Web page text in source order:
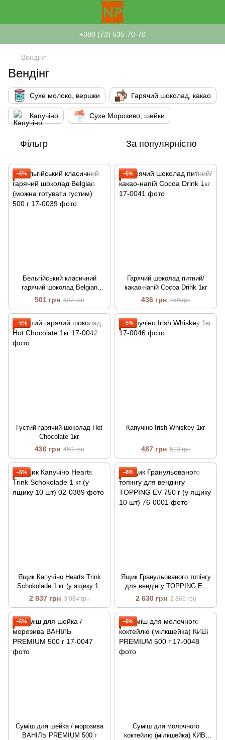
+380 (73) 535-70-70
Вендінг
Вендінг
Сухе молоко, вершки Гарячий шоколад, какао
Капучіно Сухе Морозиво, шейки
Фільтр За популярністю
−5%
Бельгійський класичний
гарячий шоколад Belgian
(можна готувати густим) 500 г
501 грн 527 грн
−5%
Гарячий шоколад питний/
какао-напій Cocoa Drink 1кг
436 грн 459 грн
−5%
Густий гарячий шоколад Hot
Chocolate 1кг
436 грн 459 грн
−5%
Капучіно Irish Whiskey 1кг
487 грн 513 грн
−5%
Ящик Капучіно Hearts Trink
Schokolade 1 кг (у ящику 10
2 937 грн 3 084 грн
−8%
Ящик Гранульованого топінгу
для вендінгу TOPPING EV
750 г (у ящику 10 шт)
2 630 грн 2 866 грн
−5%
Суміш для шейка / морозива
ВАНІЛЬ PREMIUM 500 г
−5%
Суміш для молочного
коктейлю (мілкшейка) КИВІ